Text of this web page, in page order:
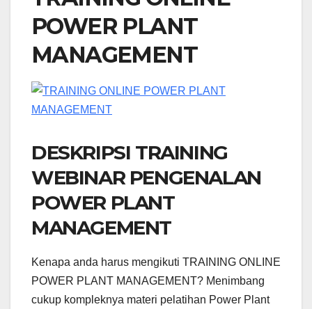
POWER PLANT
MANAGEMENT
DESKRIPSI TRAINING
WEBINAR PENGENALAN
POWER PLANT
MANAGEMENT
Kenapa anda harus mengikuti TRAINING ONLINE
POWER PLANT MANAGEMENT? Menimbang
cukup kompleknya materi pelatihan Power Plant